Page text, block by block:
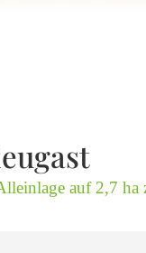
auf 2,7 ha